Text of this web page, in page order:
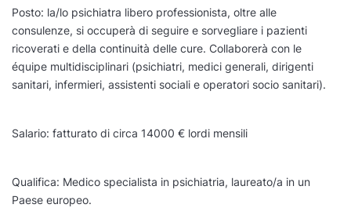
Posto: la/lo psichiatra libero professionista, oltre alle
consulenze, si occuperà di seguire e sorvegliare i pazienti
ricoverati e della continuità delle cure. Collaborerà con le
équipe multidisciplinari (psichiatri, medici generali, dirigenti
sanitari, infermieri, assistenti sociali e operatori socio sanitari).
Salario: fatturato di circa 14000 € lordi mensili
Qualifica: Medico specialista in psichiatria, laureato/a in un
Paese europeo.